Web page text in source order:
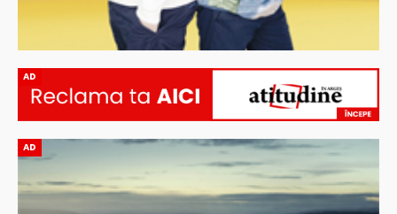
AD
AD